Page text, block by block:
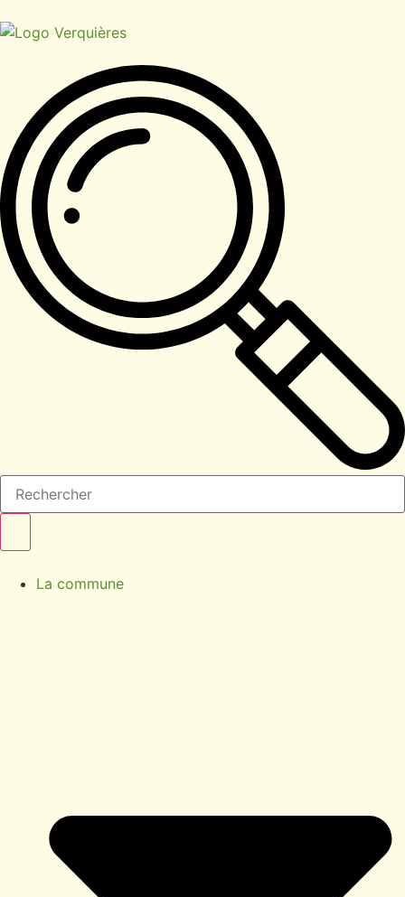
La commune